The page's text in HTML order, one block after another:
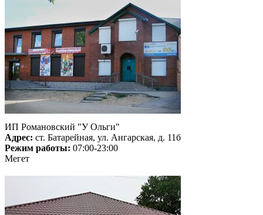
ИП Романовский "У Ольги"
Адрес: ст. Батарейная, ул. Ангарская, д. 11б
Режим работы: 07:00-23:00
Мегет